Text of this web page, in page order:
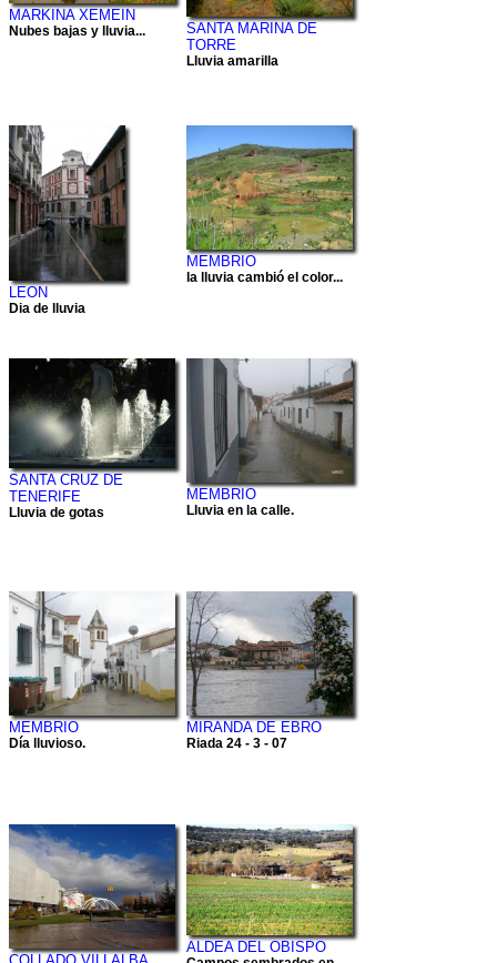
MARKINA XEMEIN
Nubes bajas y lluvia...
SANTA MARINA DE
TORRE
Lluvia amarilla
LEON
Dia de lluvia
MEMBRIO
la lluvia cambió el color...
SANTA CRUZ DE
TENERIFE
Lluvia de gotas
MEMBRIO
Lluvia en la calle.
MEMBRIO
Día lluvioso.
MIRANDA DE EBRO
Riada 24 - 3 - 07
ALDEA DEL OBISPO